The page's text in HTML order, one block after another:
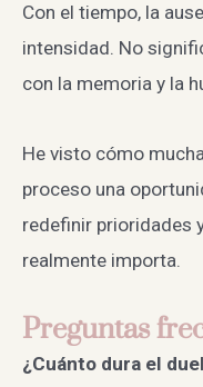
Con el tiempo, la
intensidad. No
con la memoria y la
He visto cómo
proceso una
redefinir prioridades
realmente importa.
Preguntas
¿Cuánto dura el